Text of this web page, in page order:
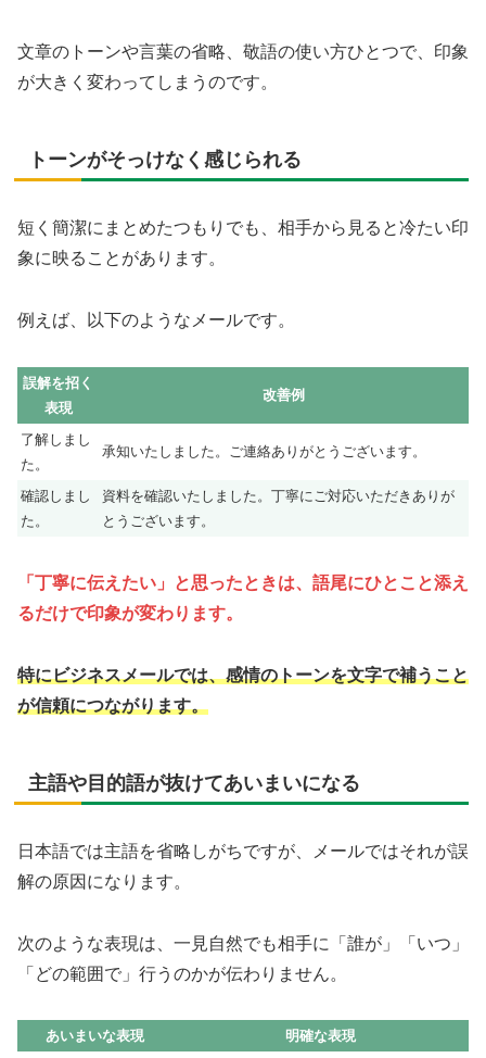
文章のトーンや言葉の省略、敬語の使い方ひとつで、印象
が大きく変わってしまうのです。
トーンがそっけなく感じられる
短く簡潔にまとめたつもりでも、相手から見ると冷たい印
象に映ることがあります。
例えば、以下のようなメールです。
誤解を招く
表現
改善例
了解しまし
た。
承知いたしました。ご連絡ありがとうございます。
確認しまし
た。
資料を確認いたしました。丁寧にご対応いただきありが
とうございます。
「丁寧に伝えたい」と思ったときは、語尾にひとこと添え
るだけで印象が変わります。
特にビジネスメールでは、感情のトーンを文字で補うこと
が信頼につながります。
主語や目的語が抜けてあいまいになる
日本語では主語を省略しがちですが、メールではそれが誤
解の原因になります。
次のような表現は、一見自然でも相手に「誰が」「いつ」
「どの範囲で」行うのかが伝わりません。
あいまいな表現
明確な表現